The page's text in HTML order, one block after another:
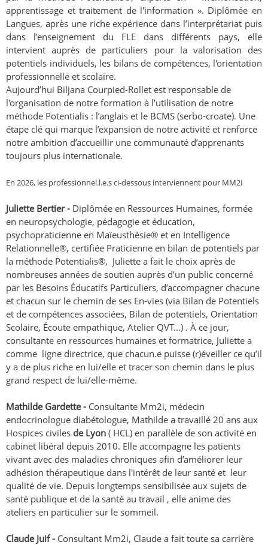
apprentissage et traitement de l'information ». Diplômée en
Langues, après une riche expérience dans l’interprétariat puis
dans l’enseignement du FLE dans différents pays, elle
intervient auprès de particuliers pour la valorisation des
potentiels individuels, les bilans de compétences, l'orientation
professionnelle et scolaire.
Aujourd’hui Biljana Courpied-Rollet est responsable de
l'organisation de notre formation à l'utilisation de notre
méthode Potentialis : l’anglais et le BCMS (serbo-croate). Une
étape clé qui marque l’expansion de notre activité et renforce
notre ambition d’accueillir une communauté d’apprenants
toujours plus internationale.
En 2026, les professionnel.l.e.s ci-dessous interviennent pour MM2I
Juliette Bertier - Diplômée en Ressources Humaines, formée
en neuropsychologie, pédagogie et éducation,
psychopraticienne en Maïeusthésie® et en Intelligence
Relationnelle®, certifiée Praticienne en bilan de potentiels par
la méthode Potentialis®, Juliette a fait le choix après de
nombreuses années de soutien auprès d’un public concerné
par les Besoins Éducatifs Particuliers, d’accompagner chacune
et chacun sur le chemin de ses En-vies (via Bilan de Potentiels
et de compétences associées, Bilan de potentiels, Orientation
Scolaire, Écoute empathique, Atelier QVT...) . À ce jour,
consultante en ressources humaines et formatrice, Juliette a
comme ligne directrice, que chacun.e puisse (r)éveiller ce qu’il
y a de plus riche en lui/elle et tracer son chemin dans le plus
grand respect de lui/elle-même.
Mathilde Gardette - Consultante Mm2i, médecin
endocrinologue diabétologue, Mathilde a travaillé 20 ans aux
Hospices civiles de Lyon ( HCL) en parallèle de son activité en
cabinet libéral depuis 2010. Elle accompagne les patients
vivant avec des maladies chroniques afin d’améliorer leur
adhésion thérapeutique dans l'intérêt de leur santé et leur
qualité de vie. Depuis longtemps sensibilisée aux sujets de
santé publique et de la santé au travail , elle anime des
ateliers en particulier sur le sommeil.
Claude Juif - Consultant Mm2i, Claude a fait toute sa carrière